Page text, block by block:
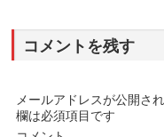
コメントを残す
メールアドレスが公開さ
欄は必須項目です